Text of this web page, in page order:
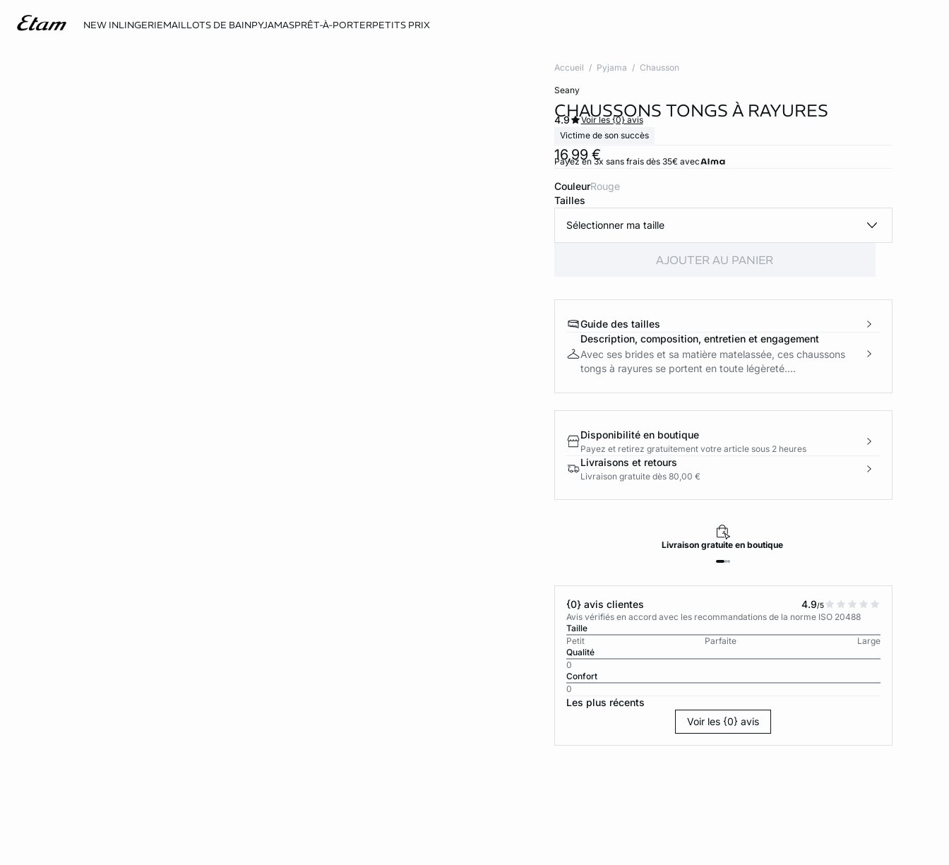
NEW INLINGERIEMAILLOTS DE BAINPYJAMASPRÊT-À-PORTERPETITS PRIX
Accueil Pyjama Chausson
seany
CHAUSSONS TONGS À RAYURES
16,99 €
4.9
Voir les {0} avis
Victime de son succès
Payez en 3x sans frais dès 35€ avec
Couleur
rouge
Tailles
Sélectionner ma taille
AJOUTER AU PANIER
Guide des tailles
Description, composition, entretien et engagement
Avec ses brides et sa matière matelassée, ces chaussons
tongs à rayures se portent en toute légèreté....
Disponibilité en boutique
Payez et retirez gratuitement votre article sous 2 heures
Livraisons et retours
Livraison gratuite dès 80,00 €
Livraison gratuite en boutique
{0} avis clientes 4.9/5
Avis vérifiés en accord avec les recommandations de la norme ISO 20488
Taille
Petit
Parfaite
Large
Qualité
0
Confort
0
Les plus récents
Voir les {0} avis